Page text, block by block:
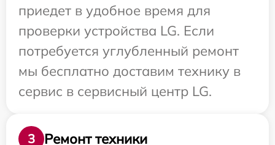
приедет в удобное время для
проверки устройства LG. Если
потребуется углубленный ремонт
мы бесплатно доставим технику в
сервис в сервисный центр LG.
3 Ремонт техники